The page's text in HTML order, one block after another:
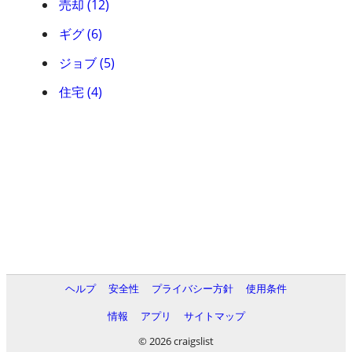
売却 (12)
ギグ (6)
ジョブ (5)
住宅 (4)
ヘルプ 安全性 プライバシー方針
使用条件
情報
アプリ
サイトマップ
© 2026 craigslist